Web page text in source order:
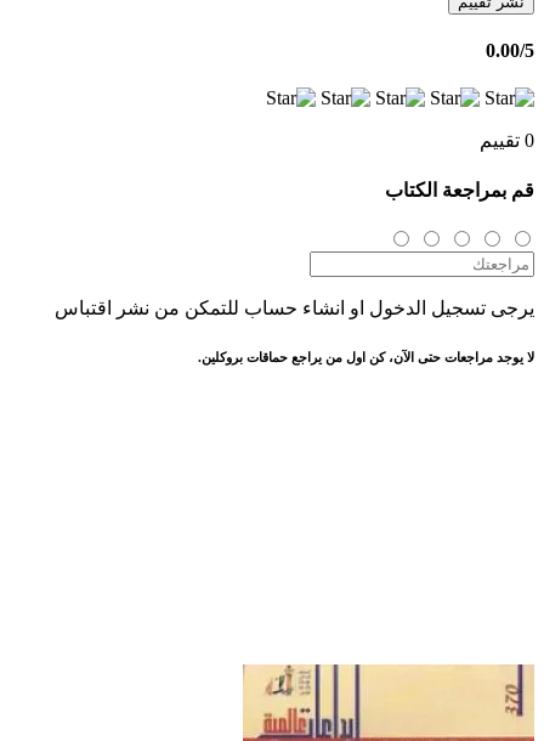
0.00/5
0 تقييم
قم بمراجعة الكتاب
يرجى تسجيل الدخول او انشاء حساب للتمكن من نشر اقتباس
لا يوجد مراجعات حتى الآن، كن اول من يراجع حماقات بروكلين.